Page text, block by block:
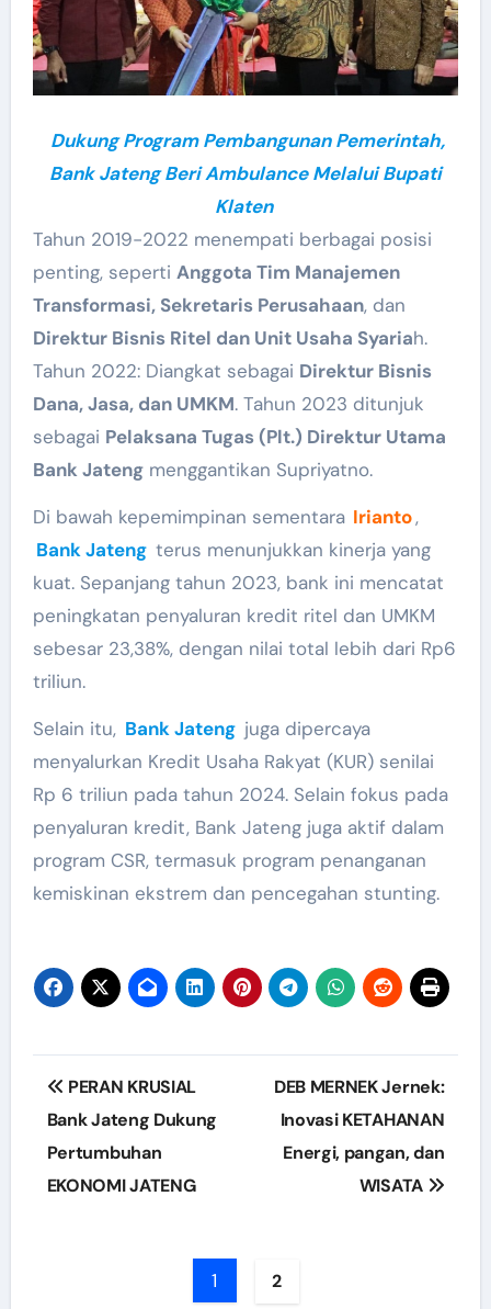
Dukung Program Pembangunan Pemerintah,
Bank Jateng Beri Ambulance Melalui Bupati
Klaten
Tahun 2019-2022 menempati berbagai posisi
penting, seperti Anggota Tim Manajemen
Transformasi, Sekretaris Perusahaan, dan
Direktur Bisnis Ritel dan Unit Usaha Syariah.
Tahun 2022: Diangkat sebagai Direktur Bisnis
Dana, Jasa, dan UMKM. Tahun 2023 ditunjuk
sebagai Pelaksana Tugas (Plt.) Direktur Utama
Bank Jatengmenggantikan Supriyatno.
Di bawah kepemimpinan sementara Irianto,
Bank Jateng terus menunjukkan kinerja yang
kuat. Sepanjang tahun 2023, bank ini mencatat
peningkatan penyaluran kredit ritel dan UMKM
sebesar 23,38%, dengan nilai total lebih dari Rp6
triliun.
Selain itu, Bank Jateng juga dipercaya
menyalurkan Kredit Usaha Rakyat (KUR) senilai
Rp 6 triliun pada tahun 2024. Selain fokus pada
penyaluran kredit, Bank Jateng juga aktif dalam
program CSR, termasuk program penanganan
kemiskinan ekstrem dan pencegahan stunting.
Post
navigation
PERAN KRUSIAL
Bank Jateng Dukung
Pertumbuhan
EKONOMI JATENG
DEB MERNEK Jernek:
Inovasi KETAHANAN
Energi, pangan, dan
WISATA
1 2